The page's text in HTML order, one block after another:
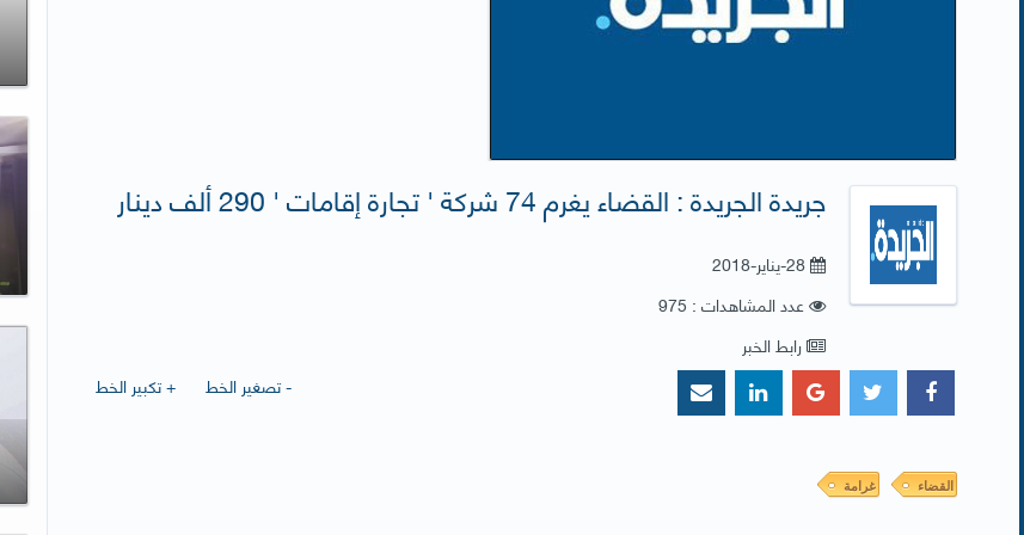
جريدة الجريدة : القضاء يغرم 74 شركة ' تجارة إقامات ' 290 ألف دينار
28-يناير-2018
عدد المشاهدات : 975
رابط الخبر
+ تكبير الخط
- تصغير الخط
القضاء غرامة